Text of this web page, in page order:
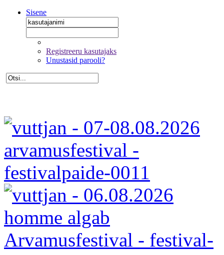
Sisene
Registreeru kasutajaks
Unustasid parooli?